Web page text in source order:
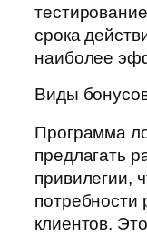
срока
наиболее
Виды
Программа
предлагать
привилегии,
потребности
клиентов.